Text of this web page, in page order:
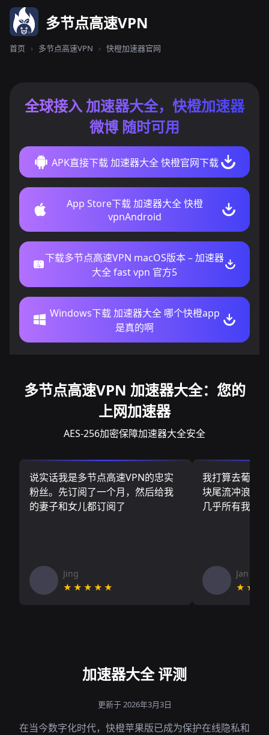
多节点高速VPN
首页 › 多节点高速VPN › 快橙加速器官网
全球接入 加速器大全，快橙加速器
微博 随时可用
APK直接下载 加速器大全 快橙官网下载
App Store下载 加速器大全 快橙
vpnAndroid
下载多节点高速VPN macOS版本 – 加速器
大全 fast vpn 官方5
Windows下载 加速器大全 哪个快橙app
是真的啊
多节点高速VPN 加速器大全：您的
上网加速器
AES-256加密保障加速器大全安全
说实话我是多节点高速VPN的忠实
粉丝。先订阅了一个月，然后给我
的妻子和女儿都订阅了
Jing
★★★★★
我打算去葡萄
块尾流冲浪板
几乎所有我需
Jan V
加速器大全 评测
更新于 2026年3月3日
在当今数字化时代，快橙苹果版已成为保护在线隐私和